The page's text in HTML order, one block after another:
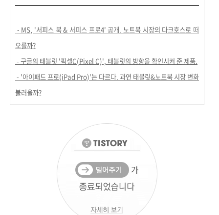
- MS, '서피스 북 & 서피스 프로4' 공개. 노트북 시장의 다크호스로 떠
오를까?
- 구글의 태블릿 '픽셀C(Pixel C)', 태블릿의 방향을 확인시켜 준 제품.
- '아이패드 프로(iPad Pro)'는 다르다. 과연 태블릿&노트북 시장 변화
불러올까?